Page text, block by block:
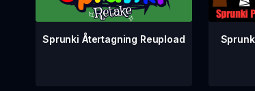
Sprunki Återtagning Reupload